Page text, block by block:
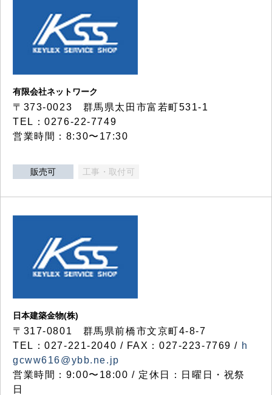
有限会社ネットワーク
〒373-0023 群馬県太田市富若町531-1
TEL：0276-22-7749
営業時間：8:30〜17:30
販売可 工事・取付可
日本建築金物(株)
〒317‐0801 群馬県前橋市文京町4-8-7
TEL：027-221-2040 / FAX：027-223-7769 / h
gcww616@ybb.ne.jp
営業時間：9:00〜18:00 / 定休日：日曜日・祝祭
日